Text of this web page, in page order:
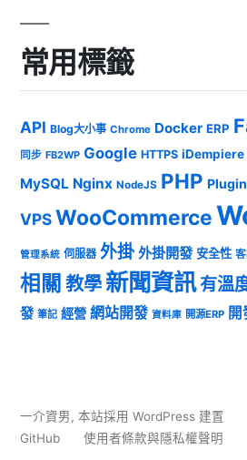
常用標籤
API Blog大小事 Chrome Docker ERP
同步 FB2WP Google HTTPS iDempiere
MySQL Nginx NodeJS PHP Plugin
VPSWooCommerce
管理系統 伺服器 外掛 外掛開發 安全性
相關 教學 新聞資訊有溫
發 筆記 經營 網站開發 資料庫 開源ERP 開
一介資男, 本站採用 WordPress 建置
GitHub
使用者條款與隱私權聲明